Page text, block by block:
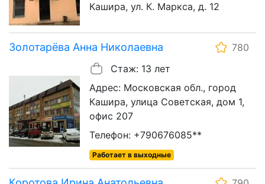
Кашира, ул. К. Маркса, д. 12
Золотарёва Анна Николаевна
780
Стаж: 13 лет
Адрес: Московская обл., город
Кашира, улица Советская, дом 1,
офис 207
Телефон: +790676085**
Работает в выходные